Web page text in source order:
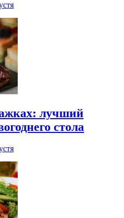
лучший
стола